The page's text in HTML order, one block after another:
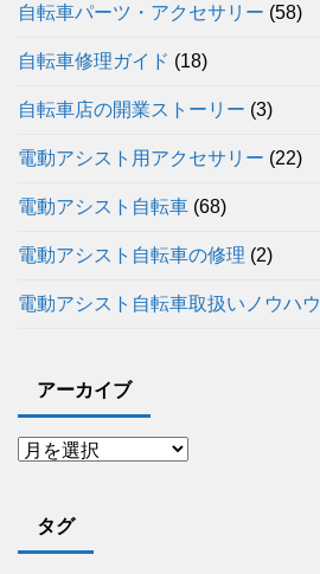
自転車パーツ・アクセサリー (58)
自転車修理ガイド (18)
自転車店の開業ストーリー (3)
電動アシスト用アクセサリー (22)
電動アシスト自転車 (68)
電動アシスト自転車の修理 (2)
電動アシスト自転車取扱いノウハウ
アーカイブ
タグ